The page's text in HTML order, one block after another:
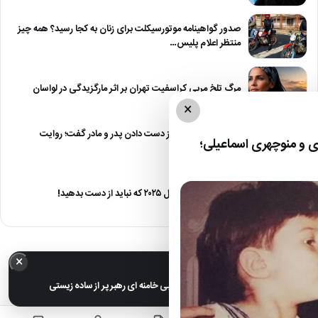
صدور گواهینامه موتورسیکلت برای زنان به کجا رسید؟ همه چیز
منتظر اعلام پلیس…
مرگ تلخ مربی کراسفیت تهران بر اثر مارگزیدگی در لواسان
حمید استیلی از غم از دست دادن پدر و مادر گفت؛ روایت
صریح…
معرفی ۶ مینی سریال ۲۰۲۵ که نباید از دست بدهید!
×
منوچهری اسماعیلی؛
× خبر مهم
عکس های خانوادگی مجتبی خامنه ای رهبر پر از ساده زیستی